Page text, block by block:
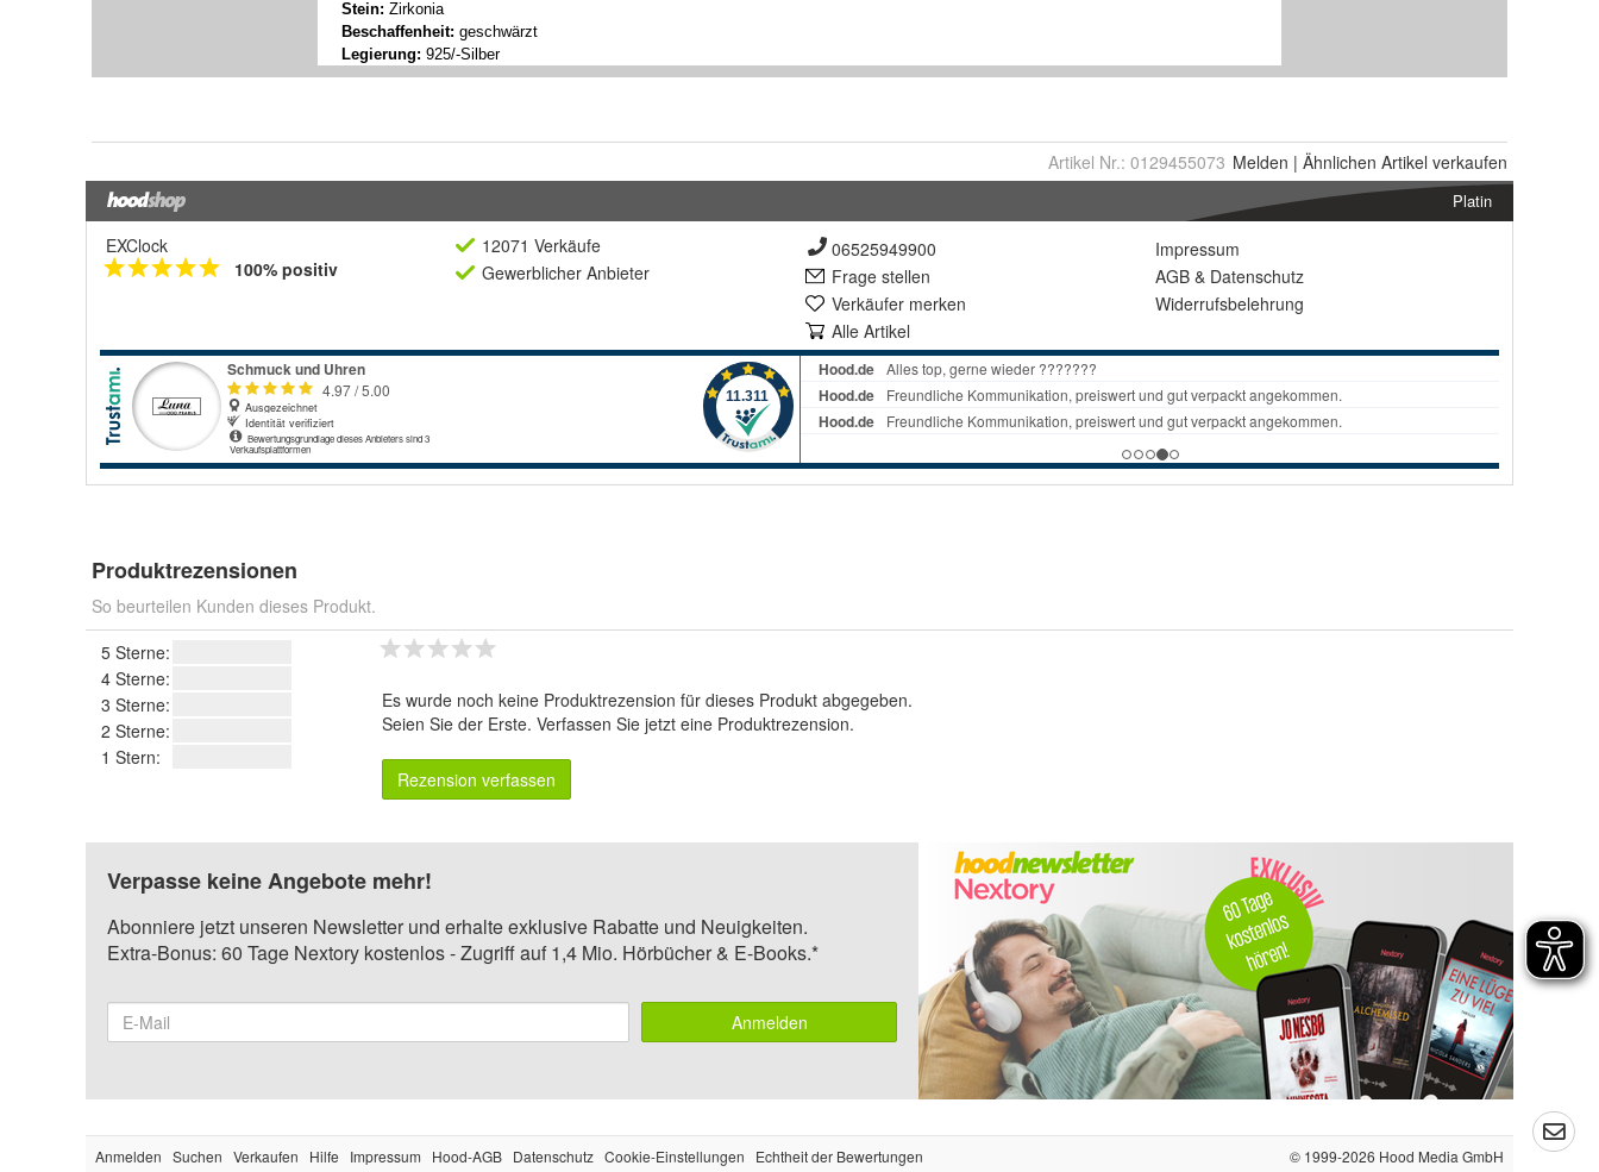
Artikel Nr.: 0129455073 Melden | Ähnlichen Artikel verkaufen
Platin
EXClock
100% positiv
12071 Verkäufe
Gewerblicher Anbieter
06525949900
Frage stellen
Verkäufer merken
Alle Artikel
Impressum
AGB & Datenschutz
Widerrufsbelehrung
Produktrezensionen
So beurteilen Kunden dieses Produkt.
5 Sterne:
4 Sterne:
3 Sterne:
2 Sterne:
1 Stern:
Es wurde noch keine Produktrezension für dieses Produkt abgegeben.
Seien Sie der Erste. Verfassen Sie jetzt eine Produktrezension.
Rezension verfassen
Verpasse keine Angebote mehr!
Abonniere jetzt unseren Newsletter und erhalte exklusive Rabatte und Neuigkeiten.
Extra-Bonus: 60 Tage Nextory kostenlos - Zugriff auf 1,4 Mio. Hörbücher & E-Books.*
Anmelden
Anmelden Suchen Verkaufen Hilfe Impressum Hood-AGB Datenschutz Cookie-Einstellungen Echtheit der Bewertungen © 1999-2026 Hood Media GmbH